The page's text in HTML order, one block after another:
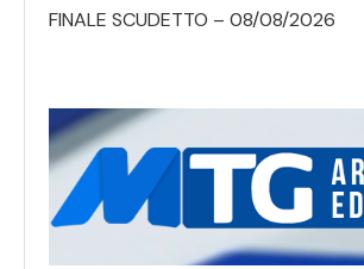
FINALE SCUDETTO – 08/08/2026